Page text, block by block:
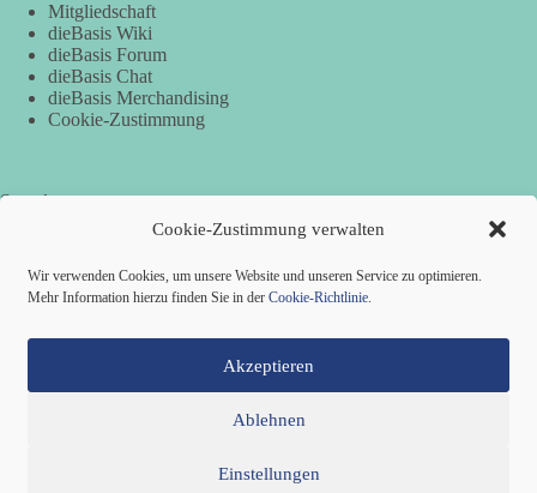
Cookie-Zustimmung verwalten
Wir verwenden Cookies, um unsere Website und unseren Service zu optimieren.
Mehr Information hierzu finden Sie in der Cookie-Richtlinie.
Akzeptieren
Ablehnen
Einstellungen
Mitgliedschaft
dieBasis Wiki
dieBasis Forum
dieBasis Chat
dieBasis Merchandising
Cookie-Zustimmung
Spenden
Per Banküberweisung:
Basisdemokratische Partei Deutschland
IBAN: DE82 2219 1405 0051 5932 60
Kontakt
Cookie-Richtlinie (EU)